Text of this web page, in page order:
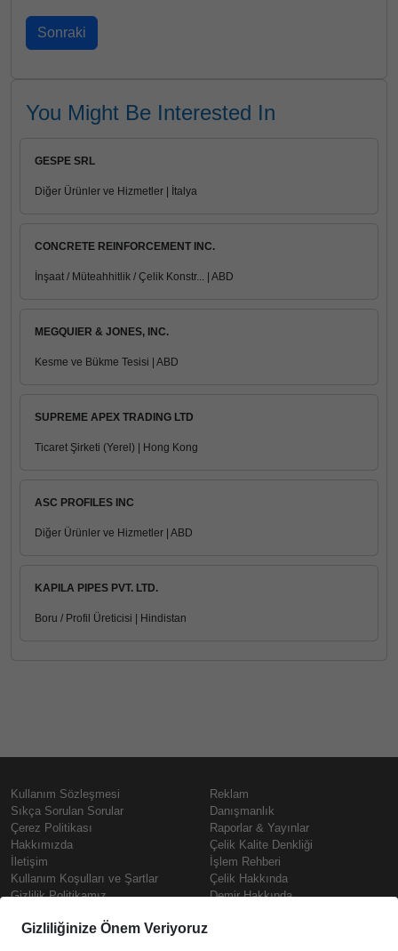
You Might Be Interested In
GESPE SRL
Diğer Ürünler ve Hizmetler | İtalya
CONCRETE REINFORCEMENT INC.
İnşaat / Müteahhitlik / Çelik Konstr... | ABD
MEGQUIER & JONES, INC.
Kesme ve Bükme Tesisi | ABD
SUPREME APEX TRADING LTD
Ticaret Şirketi (Yerel) | Hong Kong
ASC PROFILES INC
Diğer Ürünler ve Hizmetler | ABD
KAPILA PIPES PVT. LTD.
Boru / Profil Üreticisi | Hindistan
Kullanım Sözleşmesi
Sıkça Sorulan Sorular
Çerez Politikası
Hakkımızda
İletişim
Kullanım Koşulları ve Şartlar
Gizlilik Politikamız
Prime
Reklam
Danışmanlık
Raporlar & Yayınlar
Çelik Kalite Denkliği
İşlem Rehberi
Çelik Hakkında
Demir Hakkında